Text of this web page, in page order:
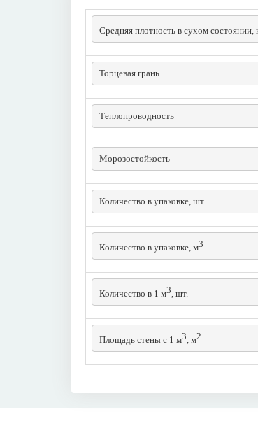
Средняя плотность в сухом состоянии,
Торцевая грань
Теплопроводность
Морозостойкость
Количество в упаковке, шт.
Количество в упаковке, м3
Количество в 1 м3, шт.
Площадь стены с 1 м3, м2